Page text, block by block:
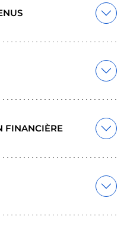
FINANCIÈRE